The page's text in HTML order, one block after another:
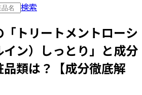
検索
「 トリートメントローシ
ン）しっとり 」と成分
類は？【成分徹底解